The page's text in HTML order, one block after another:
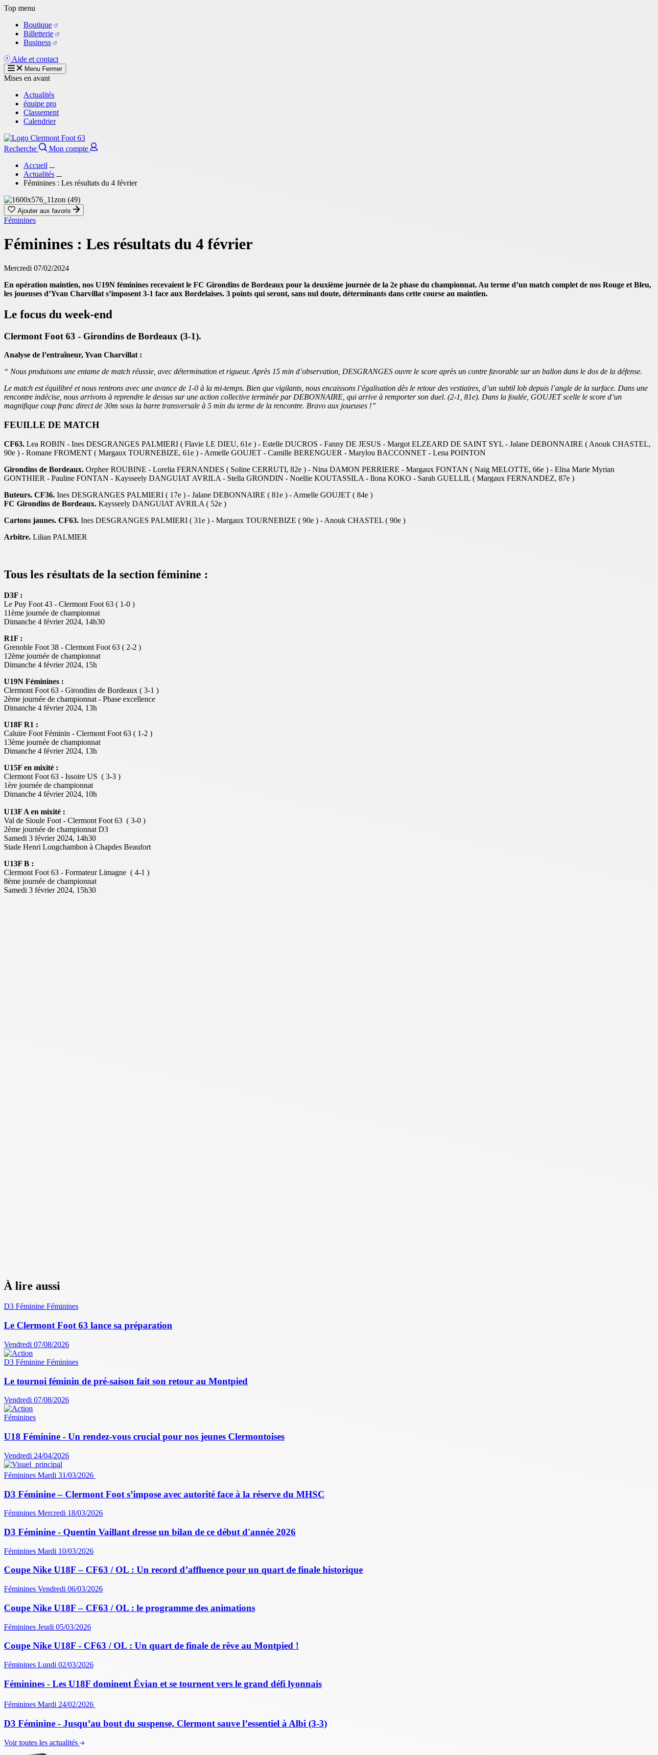
Aller
contenu
principal
Top menu
Boutique
Billetterie
Business
Aide et contact
Menu Fermer
Mises en avant
Actualités
équipe pro
Classement
Calendrier
Recherche
Mon compte
Accueil
Actualités
Féminines : Les résultats du 4 février
Ajouter aux favoris
Féminines
Féminines : Les résultats du 4 février
Mercredi 07/02/2024
En opération maintien, nos U19N féminines recevaient le FC Girondins de Bordeaux pour la deuxième journée de la 2e phase du championnat. Au terme d’un match complet de nos Rouge et Bleu,
les joueuses d’Yvan Charvillat s’imposent 3-1 face aux Bordelaises. 3 points qui seront, sans nul doute, déterminants dans cette course au maintien.
Le focus du week-end
Clermont Foot 63 - Girondins de Bordeaux (3-1).
Analyse de l’entraîneur, Yvan Charvillat :
“ Nous produisons une entame de match réussie, avec détermination et rigueur. Après 15 min d’observation, DESGRANGES ouvre le score après un contre favorable sur un ballon dans le dos de la défense.
Le match est équilibré et nous rentrons avec une avance de 1-0 à la mi-temps. Bien que vigilants, nous encaissons l’égalisation dès le retour des vestiaires, d’un subtil lob depuis l’angle de la surface. Dans une
rencontre indécise, nous arrivons à reprendre le dessus sur une action collective terminée par DEBONNAIRE, qui arrive à remporter son duel. (2-1, 81e). Dans la foulée, GOUJET scelle le score d’un
magnifique coup franc direct de 30m sous la barre transversale à 5 min du terme de la rencontre. Bravo aux joueuses !”
FEUILLE DE MATCH
CF63. Lea ROBIN - Ines DESGRANGES PALMIERI ( Flavie LE DIEU, 61e ) - Estelle DUCROS - Fanny DE JESUS - Margot ELZEARD DE SAINT SYL - Jalane DEBONNAIRE ( Anouk CHASTEL,
90e ) - Romane FROMENT ( Margaux TOURNEBIZE, 61e ) - Armelle GOUJET - Camille BERENGUER - Marylou BACCONNET - Lena POINTON
Girondins de Bordeaux. Orphee ROUBINE - Lorelia FERNANDES ( Soline CERRUTI, 82e ) - Nina DAMON PERRIERE - Margaux FONTAN ( Naig MELOTTE, 66e ) - Elisa Marie Myrian
GONTHIER - Pauline FONTAN - Kaysseely DANGUIAT AVRILA - Stella GRONDIN - Noellie KOUTASSILA - Ilona KOKO - Sarah GUELLIL ( Margaux FERNANDEZ, 87e )
Buteurs. CF36. Ines DESGRANGES PALMIERI ( 17e ) - Jalane DEBONNAIRE ( 81e ) - Armelle GOUJET ( 84e )
FC Girondins de Bordeaux. Kaysseely DANGUIAT AVRILA ( 52e )
Cartons jaunes. CF63. Ines DESGRANGES PALMIERI ( 31e ) - Margaux TOURNEBIZE ( 90e ) - Anouk CHASTEL ( 90e )
Arbitre. Lilian PALMIER
Tous les résultats de la section féminine :
D3F :
Le Puy Foot 43 - Clermont Foot 63 ( 1-0 )
11ème journée de championnat
Dimanche 4 février 2024, 14h30
R1F :
Grenoble Foot 38 - Clermont Foot 63 ( 2-2 )
12ème journée de championnat
Dimanche 4 février 2024, 15h
U19N Féminines :
Clermont Foot 63 - Girondins de Bordeaux ( 3-1 )
2ème journée de championnat - Phase excellence
Dimanche 4 février 2024, 13h
U18F R1 :
Caluire Foot Féminin - Clermont Foot 63 ( 1-2 )
13ème journée de championnat
Dimanche 4 février 2024, 13h
U15F en mixité :
Clermont Foot 63 - Issoire US ( 3-3 )
1ère journée de championnat
Dimanche 4 février 2024, 10h
U13F A en mixité :
Val de Sioule Foot - Clermont Foot 63 ( 3-0 )
2ème journée de championnat D3
Samedi 3 février 2024, 14h30
Stade Henri Longchambon à Chapdes Beaufort
U13F B :
Clermont Foot 63 - Formateur Limagne ( 4-1 )
8ème journée de championnat
Samedi 3 février 2024, 15h30
À lire aussi
D3 Féminine Féminines
Le Clermont Foot 63 lance sa préparation
Vendredi 07/08/2026
D3 Féminine Féminines
Le tournoi féminin de pré-saison fait son retour au Montpied
Vendredi 07/08/2026
Féminines
U18 Féminine - Un rendez-vous crucial pour nos jeunes Clermontoises
Vendredi 24/04/2026
Féminines Mardi 31/03/2026
D3 Féminine – Clermont Foot s’impose avec autorité face à la réserve du MHSC
Féminines Mercredi 18/03/2026
D3 Féminine - Quentin Vaillant dresse un bilan de ce début d'année 2026
Féminines Mardi 10/03/2026
Coupe Nike U18F – CF63 / OL : Un record d’affluence pour un quart de finale historique
Féminines Vendredi 06/03/2026
Coupe Nike U18F – CF63 / OL : le programme des animations
Féminines Jeudi 05/03/2026
Coupe Nike U18F - CF63 / OL : Un quart de finale de rêve au Montpied !
Féminines Lundi 02/03/2026
Féminines - Les U18F dominent Évian et se tournent vers le grand défi lyonnais
Féminines Mardi 24/02/2026
D3 Féminine - Jusqu’au bout du suspense, Clermont sauve l’essentiel à Albi (3-3)
Voir toutes les actualités